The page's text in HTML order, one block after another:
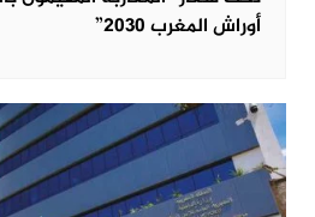
أوراش المغرب 2030”